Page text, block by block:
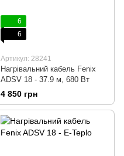
6
6
Артикул: 28241
Нагрівальний кабель Fenix
ADSV 18 - 37.9 м, 680 Вт
4 850 грн